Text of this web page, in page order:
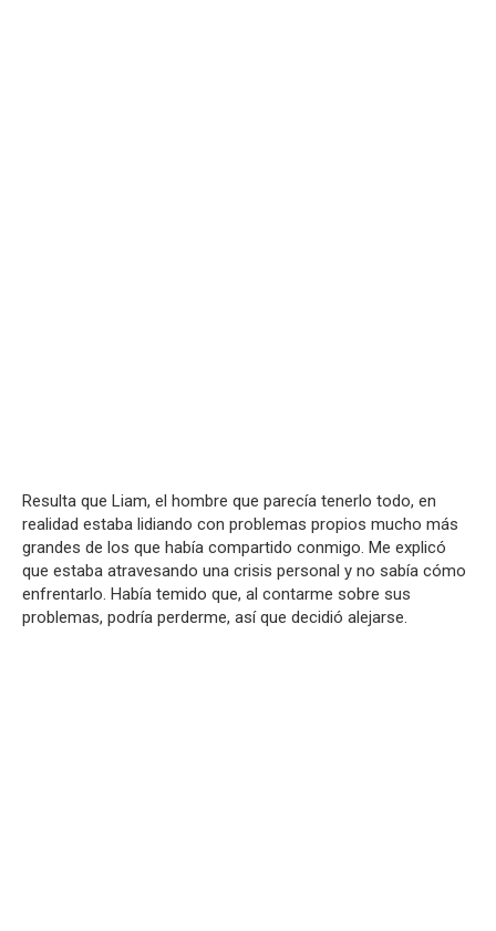
Resulta que Liam, el hombre que parecía tenerlo todo, en
realidad estaba lidiando con problemas propios mucho más
grandes de los que había compartido conmigo. Me explicó
que estaba atravesando una crisis personal y no sabía cómo
enfrentarlo. Había temido que, al contarme sobre sus
problemas, podría perderme, así que decidió alejarse.